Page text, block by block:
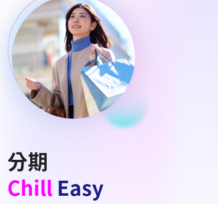
分期
Chill Easy